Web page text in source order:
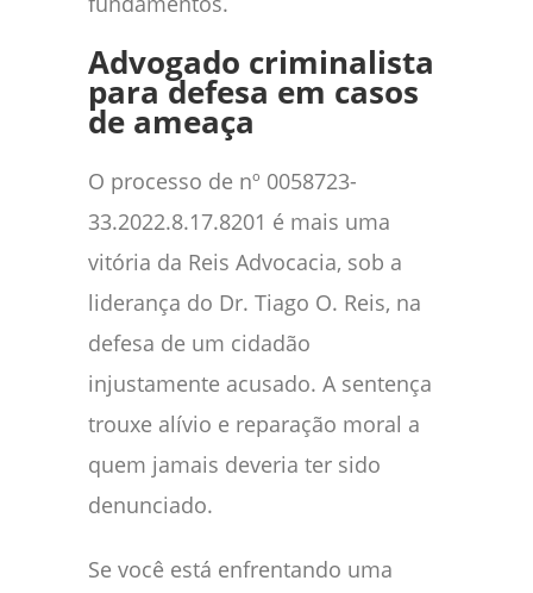
Advogado criminalista
para defesa em casos
de ameaça
O processo de nº 0058723-
33.2022.8.17.8201 é mais uma
vitória da Reis Advocacia, sob a
liderança do Dr. Tiago O. Reis, na
defesa de um cidadão
injustamente acusado. A sentença
trouxe alívio e reparação moral a
quem jamais deveria ter sido
denunciado.
Se você está enfrentando uma